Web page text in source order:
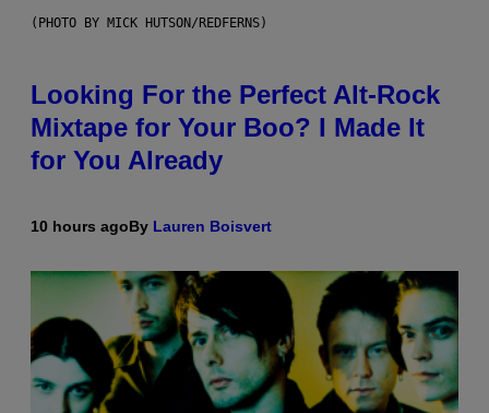
(PHOTO BY MICK HUTSON/REDFERNS)
Looking For the Perfect Alt-Rock
Mixtape for Your Boo? I Made It
for You Already
10 hours agoBy Lauren Boisvert